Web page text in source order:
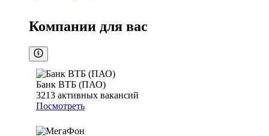
Компании для вас
Банк ВТБ (ПАО)
3213 активных вакансий
Посмотреть